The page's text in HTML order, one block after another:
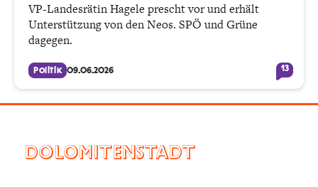
VP-Landesrätin Hagele prescht vor und erhält
Unterstützung von den Neos. SPÖ und Grüne
dagegen.
Politik 09.06.2026 13
DOLOMITENSTADT